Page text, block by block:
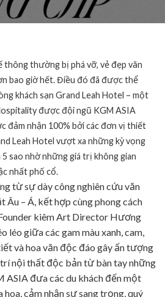
thông thường bị phá vỡ, vẻ đẹp văn
bao giờ hết. Điều đó đã được thể
khách sạn Grand Leah Hotel – một
được đội ngũ KGM ASIA
đảm nhận 100% bởi các đơn vị thiết
Leah Hotel vượt xa những kỳ vọng
sao nhờ những giá trị không gian
nhất phố cổ.
từ sự dày công nghiên cứu văn
Âu – Á, kết hợp cùng phong cách
kiêm Art Director Hương
léo giữa các gam màu xanh, cam,
và hoa văn độc đáo gây ấn tượng
trí nội thất độc bản từ bàn tay những
ASIA đưa các du khách đến một
cảm nhận sự sang trọng, quý